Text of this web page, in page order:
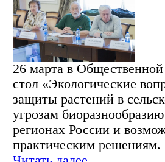
26 марта в
стол «Экологические
защиты растений в
угрозам
регионах России и
практическим решениям.